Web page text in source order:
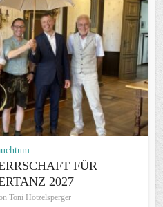
FÜR
2027
Toni Hötzelsperger